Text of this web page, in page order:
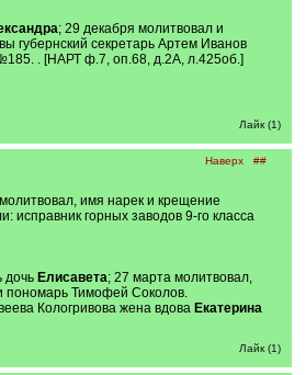
; 29 декабря молитвовал и
губернский секретарь Артем Иванов
. [НАРТ ф.7, оп.68, д.2А, л.425об.]
Лайк (1)
Наверх ##
имя нарек и крещение
горных заводов 9-го класса
дочь Елисавета; 27 марта молитвовал,
пономарь Тимофей Соколов.
Кологривова жена вдова Екатерина
Лайк (1)